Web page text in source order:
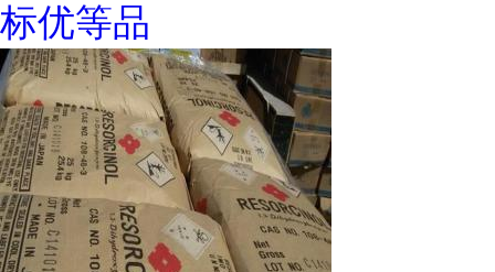
标优等品